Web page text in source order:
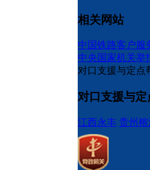
相关网站
中国铁路客户服
中央国家机关举
对口支援与定点
对口支援与定
江西永丰 贵州榕